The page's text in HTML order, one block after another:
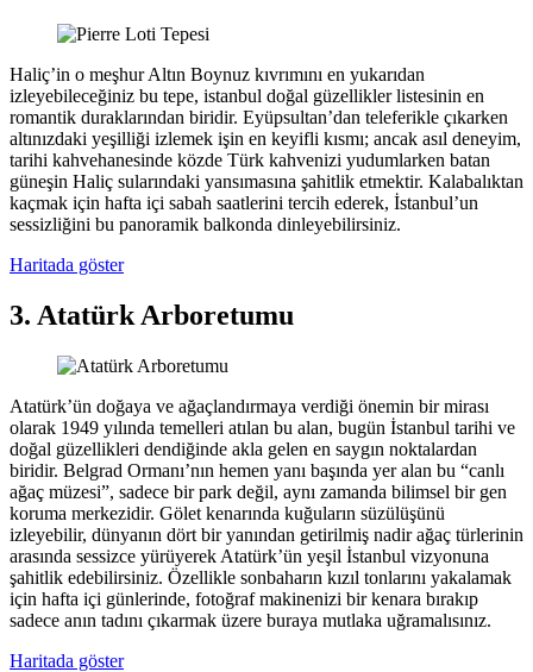
Haliç’in o meşhur Altın Boynuz kıvrımını en yukarıdan
izleyebileceğiniz bu tepe, istanbul doğal güzellikler listesinin en
romantik duraklarından biridir. Eyüpsultan’dan teleferikle çıkarken
altınızdaki yeşilliği izlemek işin en keyifli kısmı; ancak asıl deneyim,
tarihi kahvehanesinde közde Türk kahvenizi yudumlarken batan
güneşin Haliç sularındaki yansımasına şahitlik etmektir. Kalabalıktan
kaçmak için hafta içi sabah saatlerini tercih ederek, İstanbul’un
sessizliğini bu panoramik balkonda dinleyebilirsiniz.
Haritada göster
3. Atatürk Arboretumu
Atatürk’ün doğaya ve ağaçlandırmaya verdiği önemin bir mirası
olarak 1949 yılında temelleri atılan bu alan, bugün İstanbul tarihi ve
doğal güzellikleri dendiğinde akla gelen en saygın noktalardan
biridir. Belgrad Ormanı’nın hemen yanı başında yer alan bu “canlı
ağaç müzesi”, sadece bir park değil, aynı zamanda bilimsel bir gen
koruma merkezidir. Gölet kenarında kuğuların süzülüşünü
izleyebilir, dünyanın dört bir yanından getirilmiş nadir ağaç türlerinin
arasında sessizce yürüyerek Atatürk’ün yeşil İstanbul vizyonuna
şahitlik edebilirsiniz. Özellikle sonbaharın kızıl tonlarını yakalamak
için hafta içi günlerinde, fotoğraf makinenizi bir kenara bırakıp
sadece anın tadını çıkarmak üzere buraya mutlaka uğramalısınız.
Haritada göster